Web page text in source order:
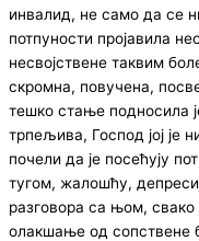
инвалид, не само да се
потпуности пројавила
несвојствене таквим
скромна, повучена,
тешко стање подносила
трпељива, Господ јој је
почели да је посећују
тугом, жалошћу,
разговора са њом, свако
олакшање од сопствене